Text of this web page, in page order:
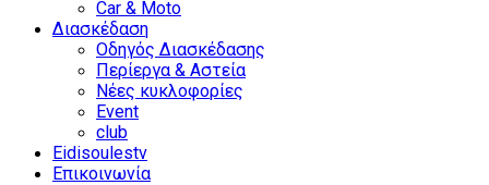
Car & Moto
Διασκέδαση
Οδηγός Διασκέδασης
Περίεργα & Αστεία
Νέες κυκλοφορίες
Event
club
Eidisoulestv
Επικοινωνία